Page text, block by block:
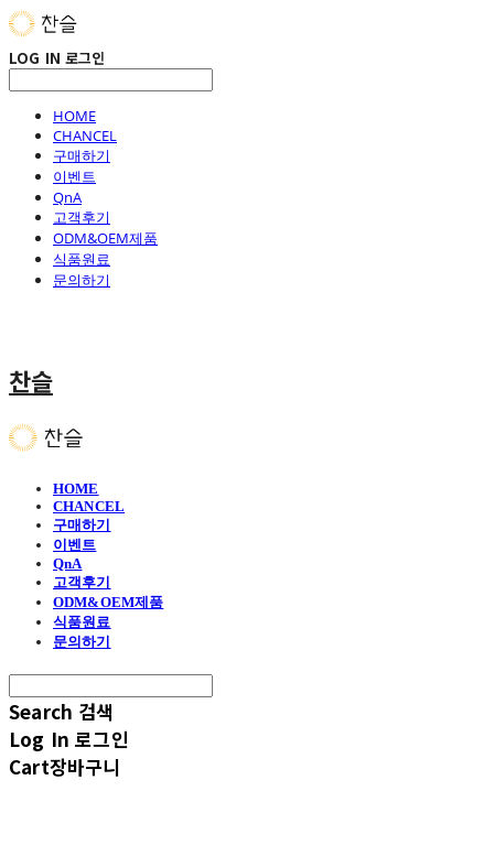
LOG IN 로그인
HOME
CHANCEL
구매하기
이벤트
QnA
고객후기
ODM&OEM제품
식품원료
문의하기
찬슬
HOME
CHANCEL
구매하기
이벤트
QnA
고객후기
ODM&OEM제품
식품원료
문의하기
Search 검색
Log In 로그인
Cart장바구니